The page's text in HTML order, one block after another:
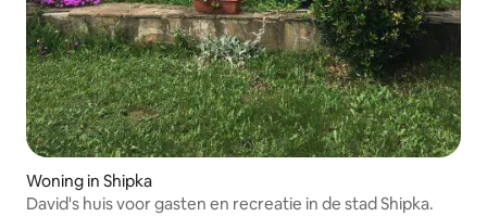
Woning in Shipka
David's huis voor gasten en recreatie in de stad Shipka.